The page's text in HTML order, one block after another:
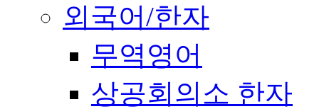
외국어/한자
무역영어
상공회의소 한자